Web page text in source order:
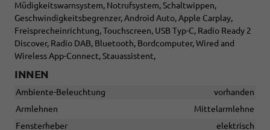
Müdigkeitswarnsystem, Notrufsystem, Schaltwippen,
Geschwindigkeitsbegrenzer, Android Auto, Apple Carplay,
Freisprecheinrichtung, Touchscreen, USB Typ-C, Radio Ready 2
Discover, Radio DAB, Bluetooth, Bordcomputer, Wired and
Wireless App-Connect, Stauassistent,
INNEN
Ambiente-Beleuchtung
vorhanden
Armlehnen
Mittelarmlehne
Fensterheber
elektrisch